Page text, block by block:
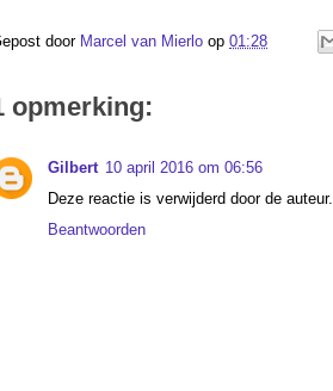
door Marcel van Mierlo op 01:28
opmerking:
Gilbert 10 april 2016 om 06:56
Deze reactie is verwijderd door de auteur.
Beantwoorden